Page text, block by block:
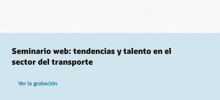
Seminario web: tendencias y talento en el
sector del transporte
Ver la grabación